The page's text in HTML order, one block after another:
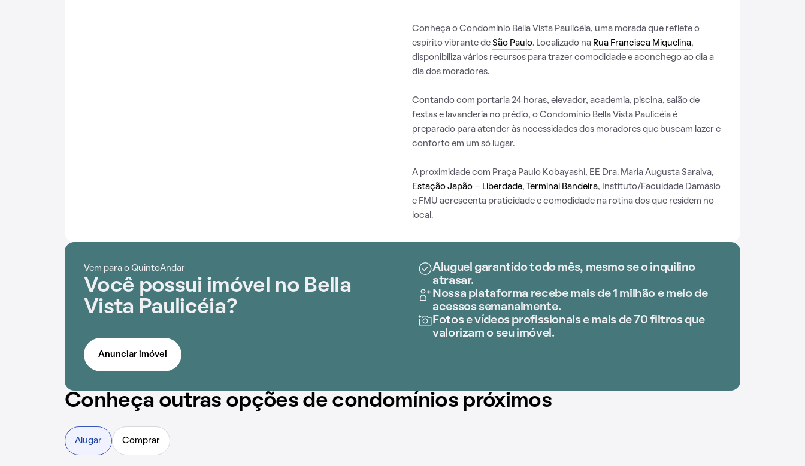
Conheça o Condomínio Bella Vista Paulicéia, uma morada que reflete o
espírito vibrante de São Paulo. Localizado na Rua Francisca Miquelina,
disponibiliza vários recursos para trazer comodidade e aconchego ao dia a
dia dos moradores.
Contando com portaria 24 horas, elevador, academia, piscina, salão de
festas e lavanderia no prédio, o Condomínio Bella Vista Paulicéia é
preparado para atender às necessidades dos moradores que buscam lazer e
conforto em um só lugar.
A proximidade com Praça Paulo Kobayashi, EE Dra. Maria Augusta Saraiva,
Estação Japão - Liberdade, Terminal Bandeira, Instituto/Faculdade Damásio
e FMU acrescenta praticidade e comodidade na rotina dos que residem no
local.
Vem para o QuintoAndar
Você possui imóvel no Bella
Vista Paulicéia?
Aluguel garantido todo mês, mesmo se o inquilino
atrasar.
Nossa plataforma recebe mais de 1 milhão e meio de
acessos semanalmente.
Fotos e vídeos profissionais e mais de 70 filtros que
valorizam o seu imóvel.
Anunciar imóvel
Conheça outras opções de condomínios próximos
Alugar Comprar